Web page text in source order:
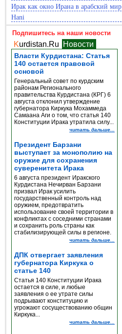
Ирак как окно Ирана в арабский мир
Hani
Подпишитесь на наши новости
Kurdistan.Ru Новости
Власти Курдистана: Статья
140 остается правовой
основой
Генеральный совет по курдским
районам Регионального
правительства Курдистана (КРГ) 6
августа отклонил утверждение
губернатора Киркука Мохаммеда
Самаана Аги о том, что статья 140
Конституции Ирака утратила силу...
читать дальше...
Президент Барзани
выступает за монополию на
оружие для сохранения
суверенитета Ирака
6 августа президент Иракского
Курдистана Нечирван Барзани
призвал Ирак усилить
государственный контроль над
оружием, предотвратить
использование своей территории в
конфликтах с соседними странами
и сохранить роль страны как
стабилизирующей силы в регионе.
читать дальше...
ДПК отвергает заявления
губернатора Киркука о
статье 140
Статья 140 Конституции Ирака
остается в силе, и любые
заявления о ее утрате силы
подрывают конституцию и
угрожают сосуществованию общин
Киркука...
читать дальше...